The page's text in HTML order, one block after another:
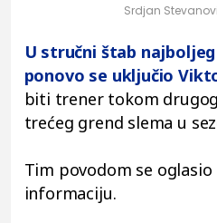
Srdjan
U stručni štab
ponovo se uključio
biti trener tokom
trećeg grend slema u
Tim povodom se
informaciju.